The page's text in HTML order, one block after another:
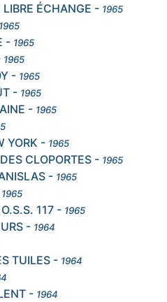
ÉCHANGE - 1965
1965
- 1965
1965
- 1965
- 1965
- 1965
YORK - 1965
CLOPORTES - 1965
- 1965
1965
117 - 1965
- 1964
TUILES - 1964
- 1964